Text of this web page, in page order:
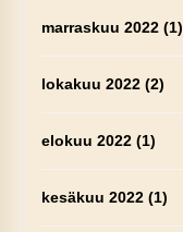
marraskuu 2022(1)
lokakuu 2022(2)
elokuu 2022(1)
kesäkuu 2022(1)